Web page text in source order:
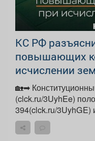
КС РФ
повышающих
исчислении
🏡➡
(clck.ru/3UyhEe)
394(clck.ru/3UyhGE)